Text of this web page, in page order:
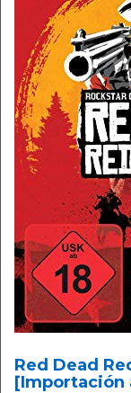
Red Dead
[Importación